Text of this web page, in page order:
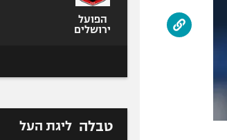
הפועל
ירושלים
טבלה ליגת העל